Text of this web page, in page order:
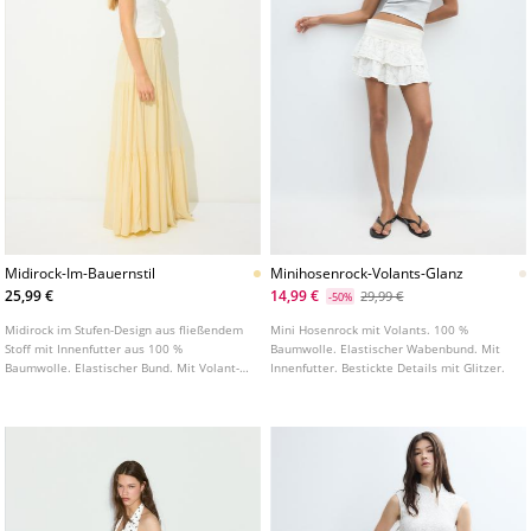
Midirock-Im-Bauernstil
25,99 €
Midirock im Stufen-Design aus fließendem
Stoff mit Innenfutter aus 100 %
Baumwolle. Elastischer Bund. Mit Volant-
Minihosenrock-Volants-Glanz
14,99 €
-50% 29,99 €
Mini Hosenrock mit Volants. 100 %
Baumwolle. Elastischer Wabenbund. Mit
Innenfutter. Bestickte Details mit Glitzer.